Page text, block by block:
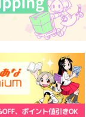
うたたね
（税込）
七海建人×女夢主
サンプル
作品詳細